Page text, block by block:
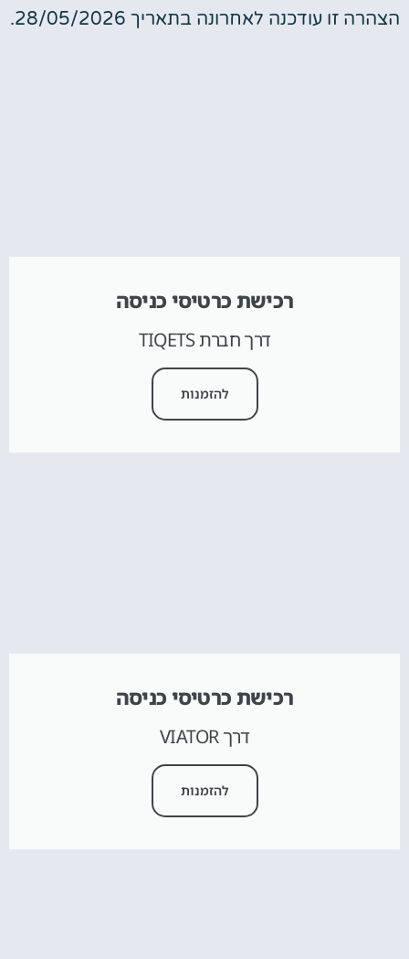
הצהרה זו עודכנה לאחרונה בתאריך 28/05/2026.
רכישת כרטיסי כניסה
דרך חברת TIQETS
להזמנות
רכישת כרטיסי כניסה
דרך VIATOR
להזמנות